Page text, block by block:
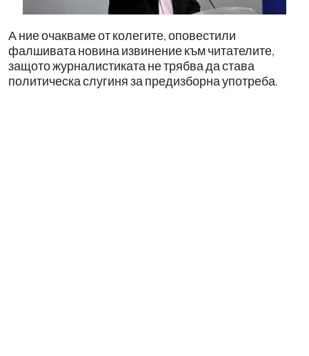
А ние очакваме от колегите, оповестили
фалшивата новина извинение към читателите,
защото журналистиката не трябва да става
политическа слугиня за предизборна употреба.